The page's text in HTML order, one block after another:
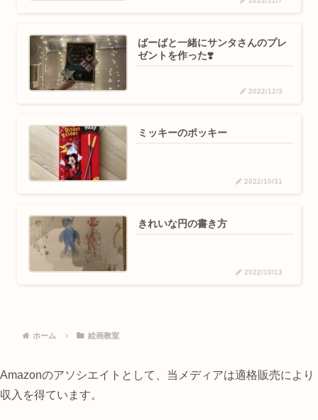
ばーばと一緒にサンタさんのプレ
ゼントを作った❣️
2022/12/3
ミッキーのポッキー
2022/10/31
きれいな円の書き方
2022/10/13
ホーム 絵画教室
Amazonのアソシエイトとして、当メディアは適格販売により
収入を得ています。